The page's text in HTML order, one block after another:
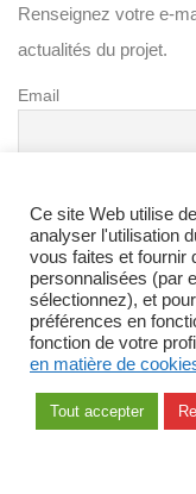
Renseignez votre e-
actualités du projet.
Email
Si vous ne souhaitez
le lien en bas de
Vous pouvez
Ce site Web utilise
analyser l'utilisation
vous faites et fournir
personnalisées (par
sélectionnez), et
préférences en
fonction de votre
en matière de
Tout accepter